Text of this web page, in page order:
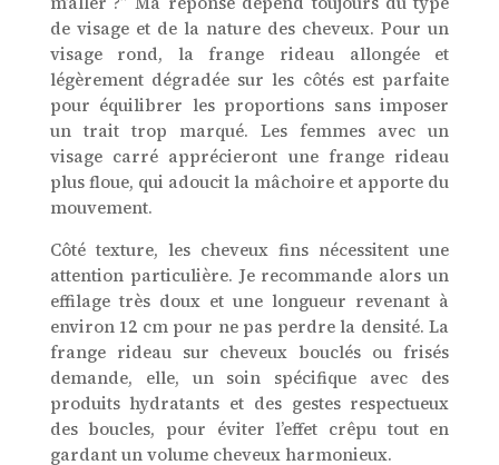
de visage et de la nature des cheveux. Pour un
visage rond, la frange rideau allongée et
légèrement dégradée sur les côtés est parfaite
pour équilibrer les proportions sans imposer
un trait trop marqué. Les femmes avec un
visage carré apprécieront une frange rideau
plus floue, qui adoucit la mâchoire et apporte du
mouvement.
Côté texture, les cheveux fins nécessitent une
attention particulière. Je recommande alors un
effilage très doux et une longueur revenant à
environ 12 cm pour ne pas perdre la densité. La
frange rideau sur cheveux bouclés ou frisés
demande, elle, un soin spécifique avec des
produits hydratants et des gestes respectueux
des boucles, pour éviter l’effet crêpu tout en
gardant un volume cheveux harmonieux.